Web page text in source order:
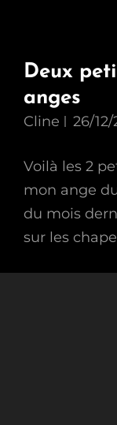
Deux
anges
Cline 26/
Voilà les 2
mon ange
du mois
sur les